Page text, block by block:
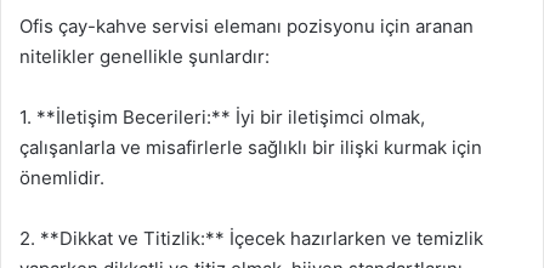
Ofis çay-kahve servisi elemanı pozisyonu için aranan
nitelikler genellikle şunlardır:
1. **İletişim Becerileri:** İyi bir iletişimci olmak,
çalışanlarla ve misafirlerle sağlıklı bir ilişki kurmak için
önemlidir.
2. **Dikkat ve Titizlik:** İçecek hazırlarken ve temizlik